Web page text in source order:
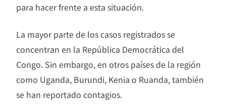
para hacer frente a esta situación.
La mayor parte de los casos registrados se
concentran en la República Democrática del
Congo. Sin embargo, en otros países de la región
como Uganda, Burundi, Kenia o Ruanda, también
se han reportado contagios.